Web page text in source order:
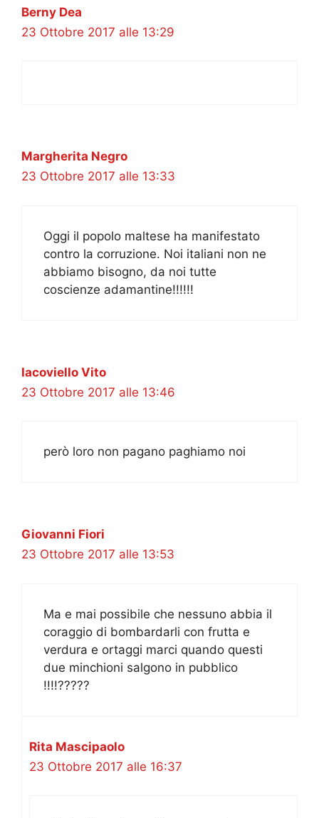
Berny Dea
23 Ottobre 2017 alle 13:29
Margherita Negro
23 Ottobre 2017 alle 13:33
Oggi il popolo maltese ha manifestato
contro la corruzione. Noi italiani non ne
abbiamo bisogno, da noi tutte
coscienze adamantine!!!!!!
Iacoviello Vito
23 Ottobre 2017 alle 13:46
però loro non pagano paghiamo noi
Giovanni Fiori
23 Ottobre 2017 alle 13:53
Ma e mai possibile che nessuno abbia il
coraggio di bombardarli con frutta e
verdura e ortaggi marci quando questi
due minchioni salgono in pubblico
!!!!?????
Rita Mascipaolo
23 Ottobre 2017 alle 16:37